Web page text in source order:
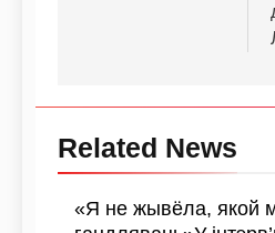
Related News
«Я не жывёла, якой